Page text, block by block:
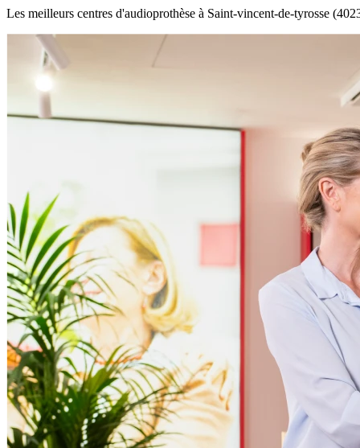
Les meilleurs centres d'audioprothèse à Saint-vincent-de-tyrosse